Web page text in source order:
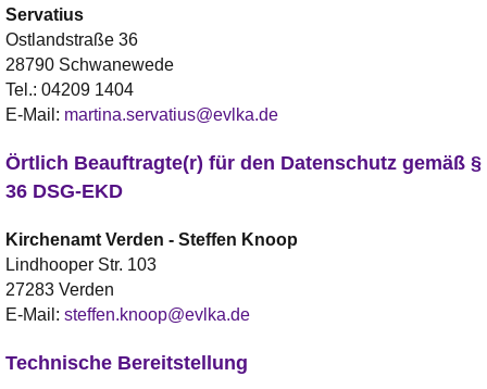
Servatius
Ostlandstraße 36
28790 Schwanewede
Tel.: 04209 1404
E-Mail: martina.servatius@evlka.de
Örtlich Beauftragte(r) für den Datenschutz gemäß §
36 DSG-EKD
Kirchenamt Verden - Steffen Knoop
Lindhooper Str. 103
27283 Verden
E-Mail: steffen.knoop@evlka.de
Technische Bereitstellung